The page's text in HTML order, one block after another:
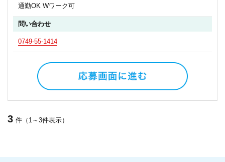
通勤OK Wワーク可
問い合わせ
0749-55-1414
3 件（1～3件表示）